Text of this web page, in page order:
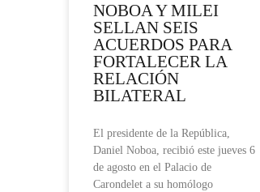
NOBOA Y MILEI
SELLAN SEIS
ACUERDOS PARA
FORTALECER LA
RELACIÓN
BILATERAL
El presidente de la República,
Daniel Noboa, recibió este jueves 6
de agosto en el Palacio de
Carondelet a su homólogo